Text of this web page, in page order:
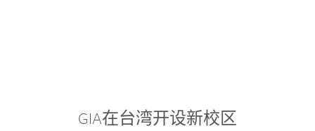
GIA在台湾开设新校区